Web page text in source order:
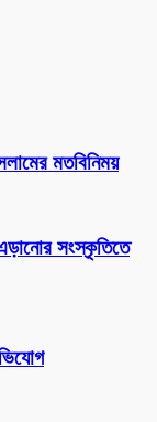
মতবিনিময়
সংস্কৃতিতে